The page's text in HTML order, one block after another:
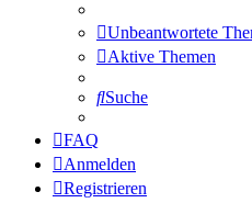
Unbeantwortete
Aktive Themen
Suche
FAQ
Anmelden
Registrieren